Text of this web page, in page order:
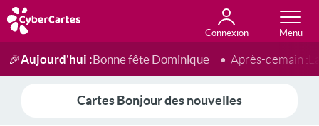
Connexion
Anniversaire
Fête du jour
Amour
Amitié
Merci
Toutes les cartes
🎉Aujourd'hui :Bonne fête Dominique Après-demain :
Cartes Bonjour des nouvelles